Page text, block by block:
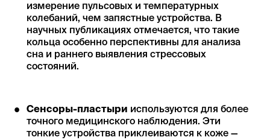
измерение пульсовых и температурных
колебаний, чем запястные устройства. В
научных публикациях отмечается, что такие
кольца особенно перспективны для анализа
сна и раннего выявления стрессовых
состояний.
Сенсоры-пластыри используются для более
точного медицинского наблюдения. Эти
тонкие устройства приклеиваются к коже —